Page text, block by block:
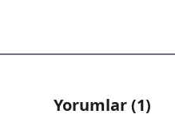
Yorumlar (1)